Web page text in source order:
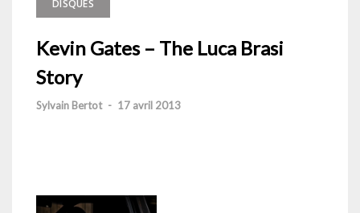
DISQUES
Kevin Gates – The Luca Brasi
Story
Sylvain Bertot - 17 avril 2013